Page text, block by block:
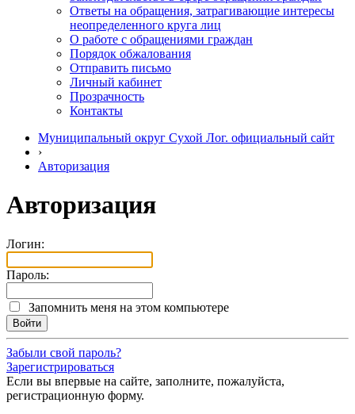
Ответы на обращения, затрагивающие интересы
неопределенного круга лиц
О работе с обращениями граждан
Порядок обжалования
Отправить письмо
Личный кабинет
Прозрачность
Контакты
Муниципальный округ Сухой Лог. официальный сайт
›
Авторизация
Авторизация
Логин:
Пароль:
Запомнить меня на этом компьютере
Забыли свой пароль?
Зарегистрироваться
Если вы впервые на сайте, заполните, пожалуйста,
регистрационную форму.